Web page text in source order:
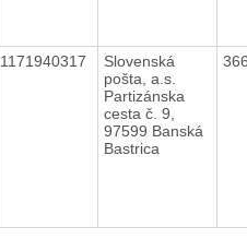
1171940317
Slovenská
pošta, a.s.
Partizánska
cesta č. 9,
97599 Banská
Bastrica